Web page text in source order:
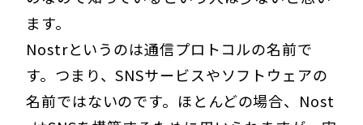
ます。
Nostrというのは通信プロトコルの名前で
す。つまり、SNSサービスやソフトウェアの
名前ではないのです。ほとんどの場合、Nost